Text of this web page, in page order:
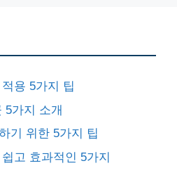
용 5가지 팁
5가지 소개
기 위한 5가지 팁
고 효과적인 5가지